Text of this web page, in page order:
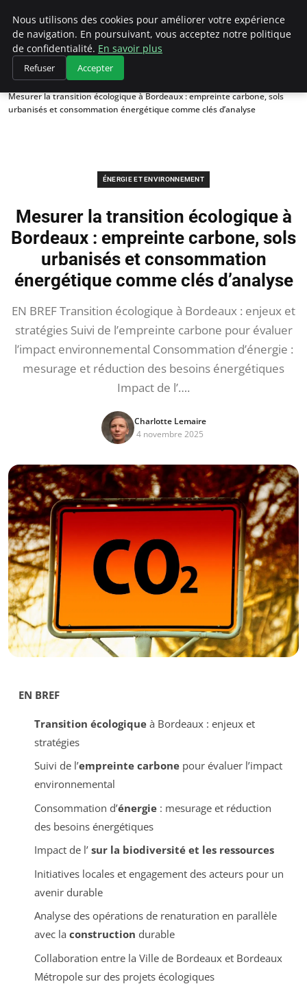
Climategatecountryclub.com
Accueil
Énergie et environnement
Mesurer la transition écologique à Bordeaux : empreinte carbone, sols
urbanisés et consommation énergétique comme clés d’analyse
ÉNERGIE ET ENVIRONNEMENT
Mesurer la transition écologique à
Bordeaux : empreinte carbone, sols
urbanisés et consommation
énergétique comme clés d’analyse
EN BREF Transition écologique à Bordeaux : enjeux et
stratégies Suivi de l’empreinte carbone pour évaluer
l’impact environnemental Consommation d’énergie :
mesurage et réduction des besoins énergétiques
Impact de l’….
Charlotte Lemaire
4 novembre 2025
EN BREF
Transition écologiqueà Bordeaux : enjeux et
stratégies
Suivi de l’empreinte carbonepour évaluer l’impact
environnemental
Consommation d’énergie: mesurage et réduction
des besoins énergétiques
Impact de l’sur la biodiversité et les ressources
Initiatives locales et engagement des acteurs pour un
avenir durable
Analyse des opérations de renaturation en parallèle
avec la construction durable
Collaboration entre la Ville de Bordeaux et Bordeaux
Métropole sur des projets écologiques
Nous utilisons des cookies pour améliorer votre expérience
de navigation. En poursuivant, vous acceptez notre politique
de confidentialité. En savoir plus
Refuser Accepter